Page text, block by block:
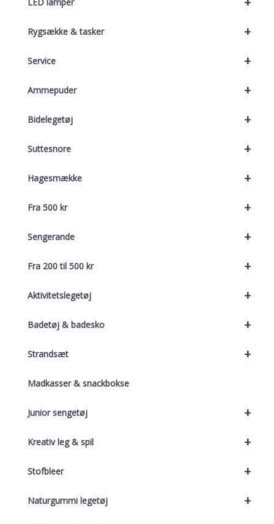
+
Rygsække & tasker
+
Service
+
Ammepuder
+
Bidelegetøj
+
Suttesnore
+
Hagesmække
+
Fra 500 kr
+
Sengerande
+
Fra 200 til 500 kr
+
Aktivitetslegetøj
+
Badetøj & badesko
+
Strandsæt
Madkasser & snackbokse
+
Junior sengetøj
+
Kreativ leg & spil
+
Stofbleer
+
Naturgummi legetøj